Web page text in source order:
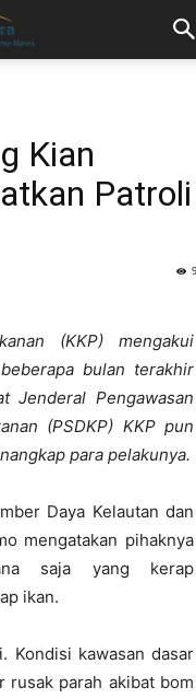
Kian
Patroli
(KKP) mengakui
bulan terakhir
Jenderal Pengawasan
(PSDKP) KKP pun
para pelakunya.
Daya Kelautan dan
mengatakan pihaknya
saja yang kerap
ikan.
Kondisi kawasan dasar
rusak parah akibat bom